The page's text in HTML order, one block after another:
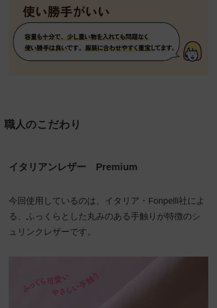
職人のこだわり
イタリアンレザー Premium
今回使用しているのは、イタリア・Fonpelli社によ
る、ふっくらとした丸みのある手触りが特徴のシ
ュリンクレザーです。